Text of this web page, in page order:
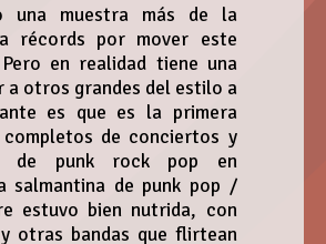
una muestra más de la
récords por mover este
en realidad tiene una
otros grandes del estilo a
es que es la primera
de conciertos y
de punk rock pop en
salmantina de punk pop /
estuvo bien nutrida, con
otras bandas que flirtean